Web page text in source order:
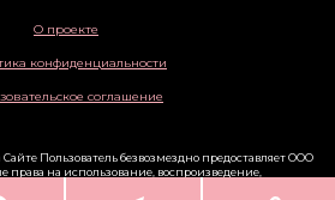
О проекте
конфиденциальности
соглашение
Пользователь безвозмездно предоставляет ООО
на использование, воспроизведение,